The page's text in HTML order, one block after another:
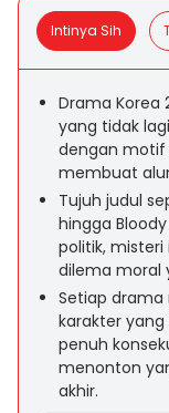
Intinya Sih
Drama Korea
yang tidak
dengan motif
membuat
Tujuh judul
hingga
politik,
dilema moral
Setiap
karakter
penuh
menonton
akhir.